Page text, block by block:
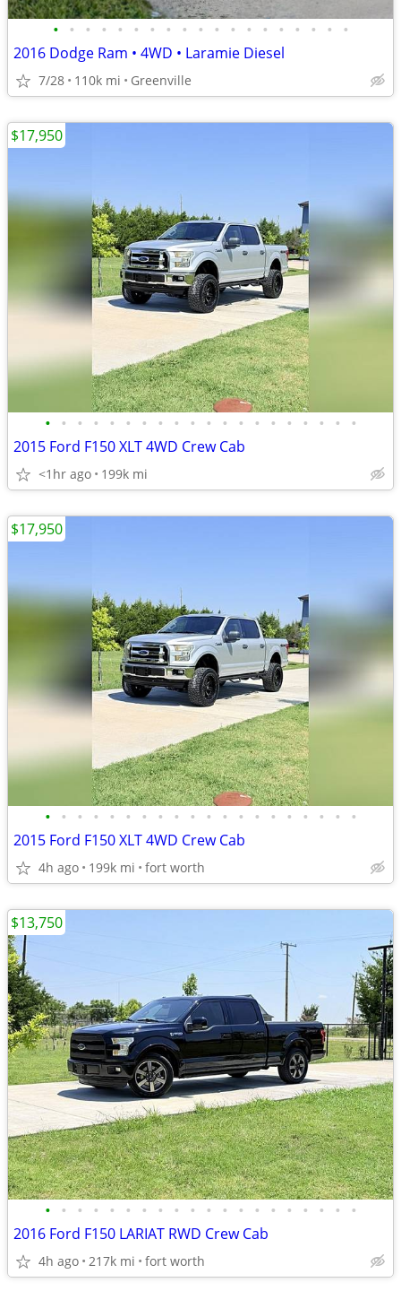
• • • • • • • • • • • • • • • • • • •
2016 Dodge Ram • 4WD • Laramie Diesel
7/28 110k mi Greenville
• • • • • • • • • • • • • • • • • • • •
2015 Ford F150 XLT 4WD Crew Cab
<1hr ago 199k mi
$17,950
• • • • • • • • • • • • • • • • • • • •
2015 Ford F150 XLT 4WD Crew Cab
4h ago 199k mi fort worth
$17,950
• • • • • • • • • • • • • • • • • • • •
2016 Ford F150 LARIAT RWD Crew Cab
4h ago 217k mi fort worth
$13,750